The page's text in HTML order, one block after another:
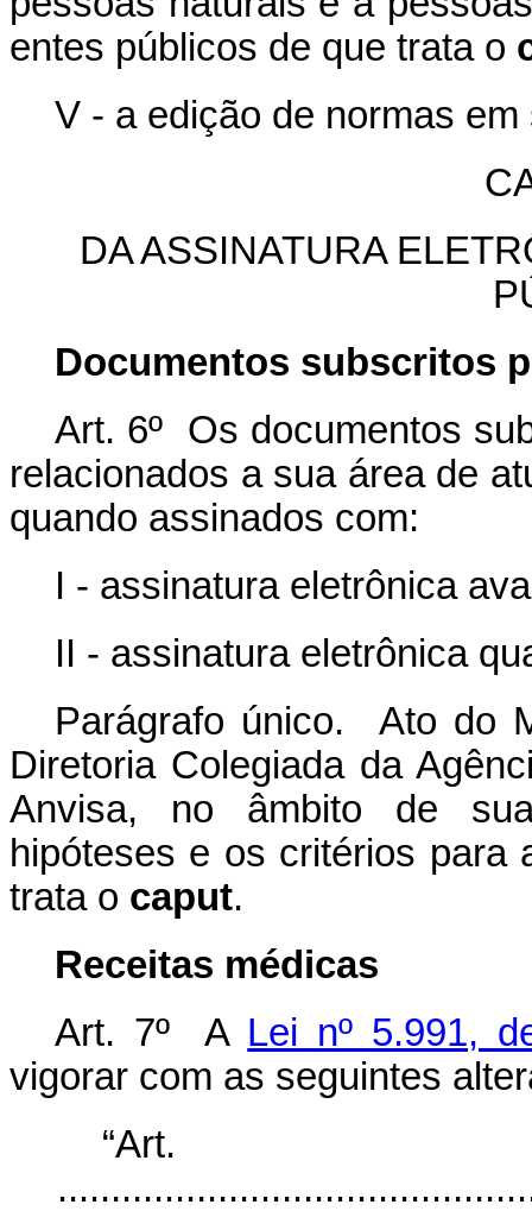
entes públicos de que trata o
V - a edição de normas
DA ASSINATURA
Documentos subscritos
Art. 6º Os documentos
relacionados a sua área de
quando assinados com:
I - assinatura eletrônica
II - assinatura eletrônica
Parágrafo único. Ato do
Diretoria Colegiada da
Anvisa, no âmbito de
hipóteses e os critérios para
trata o caput.
Receitas médicas
Art. 7º A Lei nº 5.991,
vigorar com as seguintes